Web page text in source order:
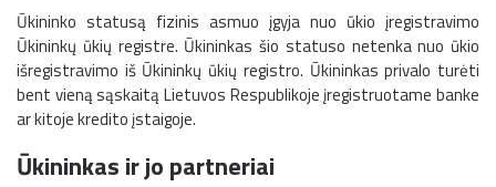
Ūkininko statusą fizinis asmuo įgyja nuo ūkio įregistravimo
Ūkininkų ūkių registre. Ūkininkas šio statuso netenka nuo ūkio
išregistravimo iš Ūkininkų ūkių registro. Ūkininkas privalo turėti
bent vieną sąskaitą Lietuvos Respublikoje įregistruotame banke
ar kitoje kredito įstaigoje.
Ūkininkas ir jo partneriai